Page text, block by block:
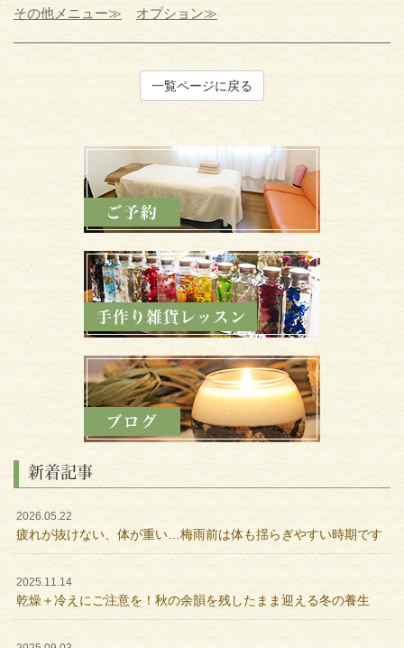
その他メニュー≫
オプション≫
一覧ページに戻る
新着記事
2026.05.22
疲れが抜けない、体が重い…梅雨前は体も揺らぎやすい時期です
2025.11.14
乾燥＋冷えにご注意を！秋の余韻を残したまま迎える冬の養生